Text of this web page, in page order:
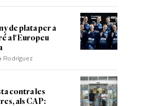
de plata per a
a l'Europeu
Rodríguez
contra les
als CAP: